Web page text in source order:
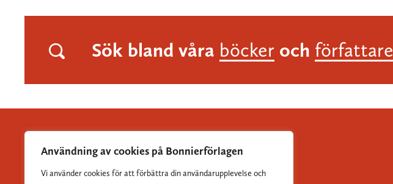
Användning av cookies på Bonnierförlagen
Vi använder cookies för att förbättra din användarupplevelse och
Sök bland våra böcker och författare